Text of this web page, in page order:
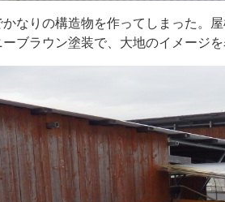
なりの構造物を作ってしまった。
ブラウン塗装で、大地のイメージを